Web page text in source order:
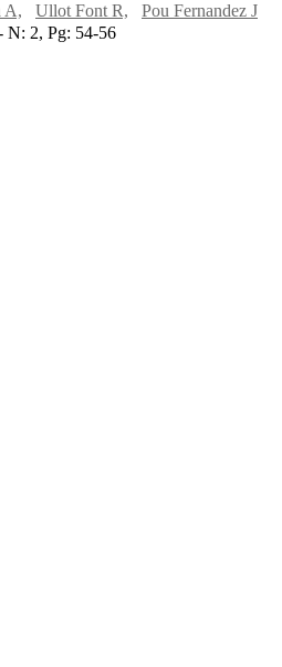
A, Ullot Font R,
Pou Fernandez J
N: 2, Pg: 54-56